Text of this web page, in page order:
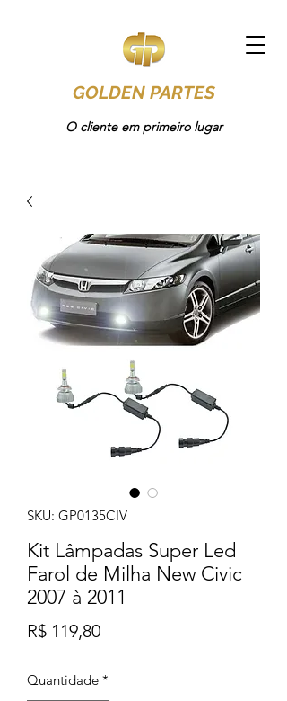
GOLDEN PARTES
O cliente em primeiro lugar
SKU: GP0135CIV
Kit Lâmpadas Super Led
Farol de Milha New Civic
2007 à 2011
R$ 119,80Preço
Quantidade *